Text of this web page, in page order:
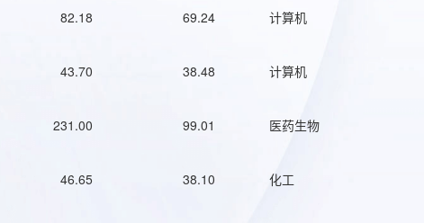
82.18 69.24 计算机
43.70 38.48 计算机
231.00 99.01 医药生物
46.65 38.10 化工